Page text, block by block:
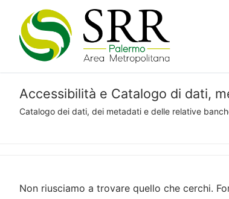
contenuto
Accessibilità e Catalogo di dati,
Catalogo dei dati, dei metadati e delle relative
Non riusciamo a trovare quello che cerchi.